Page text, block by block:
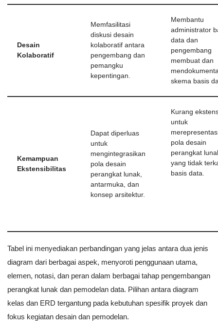
Desain
Kolaboratif
Memfasilitasi
diskusi desain
kolaboratif antara
pengembang dan
pemangku
kepentingan.
Membantu
administrator
data dan
pengembang
membuat dan
skema basis
Kemampuan
Ekstensibilitas
Dapat diperluas
untuk
mengintegrasikan
pola desain
perangkat lunak,
antarmuka, dan
konsep arsitektur.
Kurang
untuk
pola desain
perangkat
yang tidak
basis data.
Tabel ini menyediakan perbandingan yang jelas antara dua jenis
diagram dari berbagai aspek, menyoroti penggunaan utama,
elemen, notasi, dan peran dalam berbagai tahap pengembangan
perangkat lunak dan pemodelan data. Pilihan antara diagram
kelas dan ERD tergantung pada kebutuhan spesifik proyek dan
fokus kegiatan desain dan pemodelan.